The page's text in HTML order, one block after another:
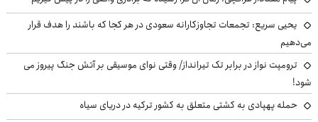
یحیی سریع: تجمعات تجاوزکارانه سعودی در هر کجا که باشند را هدف قرار
می‌دهیم
ترومپت نواز در برابر تک تیرانداز/ وقتی نوای موسیقی بر آتش جنگ پیروز می
شود!
حمله پهپادی به کشتی متعلق به کشور ترکیه در دریای سیاه